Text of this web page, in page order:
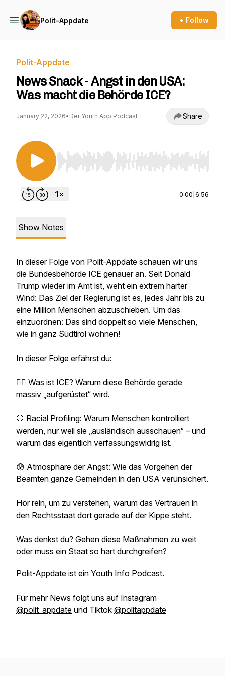
Polit-Appdate + Follow
Polit-Appdate
News Snack - Angst in den USA:
Was macht die Behörde ICE?
January 22, 2026• Der Youth App Podcast Share
Use Left/Right to seek, Home/End to jump to
0:00 6:56
Show Notes
In dieser Folge von Polit-Appdate schauen wir uns
die Bundesbehörde ICE genauer an. Seit Donald
Trump wieder im Amt ist, weht ein extrem harter
Wind: Das Ziel der Regierung ist es, jedes Jahr bis zu
eine Million Menschen abzuschieben. Um das
einzuordnen: Das sind doppelt so viele Menschen,
wie in ganz Südtirol wohnen!
In dieser Folge erfährst du:
👮‍♂️ Was ist ICE? Warum diese Behörde gerade
massiv „aufgerüstet“ wird.
🛑 Racial Profiling: Warum Menschen kontrolliert
werden, nur weil sie „ausländisch ausschauen“ – und
warum das eigentlich verfassungswidrig ist.
😰 Atmosphäre der Angst: Wie das Vorgehen der
Beamten ganze Gemeinden in den USA verunsichert.
Hör rein, um zu verstehen, warum das Vertrauen in
den Rechtsstaat dort gerade auf der Kippe steht.
Was denkst du? Gehen diese Maßnahmen zu weit
oder muss ein Staat so hart durchgreifen?
Polit-Appdate ist ein Youth Info Podcast.
Für mehr News folgt uns auf Instagram
@polit_appdate und Tiktok @politappdate